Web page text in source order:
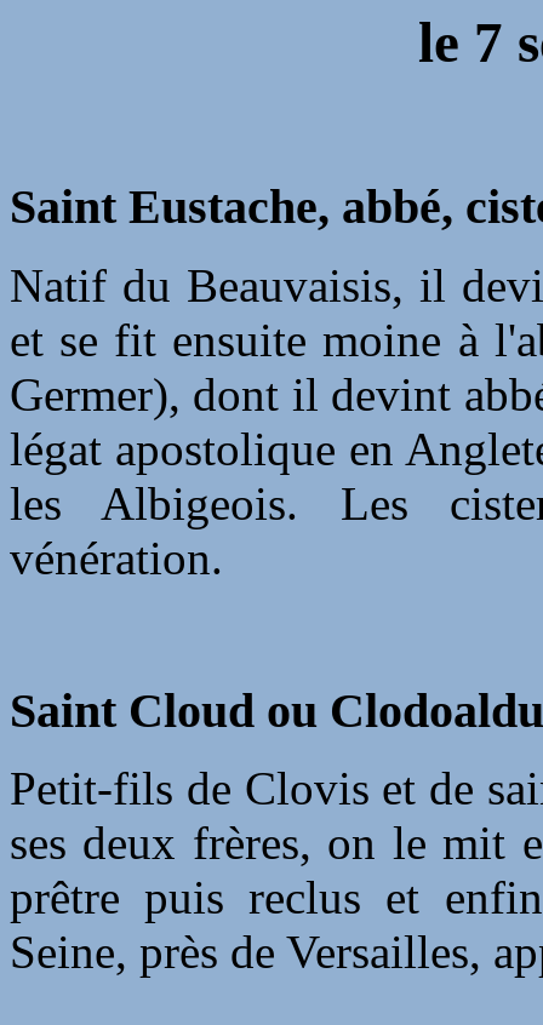
le 7
Saint Eustache, abbé,
Natif du Beauvaisis, il
et se fit ensuite moine à
Germer), dont il devint
légat apostolique en
les Albigeois. Les
vénération.
Saint Cloud ou
Petit-fils de Clovis et de
ses deux frères, on le mit
prêtre puis reclus et
Seine, près de Versailles,